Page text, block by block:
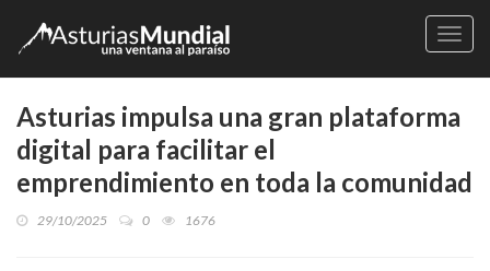
Asturias impulsa una gran plataforma
digital para facilitar el
emprendimiento en toda la comunidad
29/10/2025 0 1676